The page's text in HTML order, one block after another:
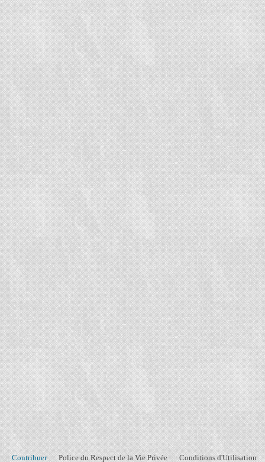
Conditions d'Utilisation
Police du Respect de la Vie Privée
Contribuer